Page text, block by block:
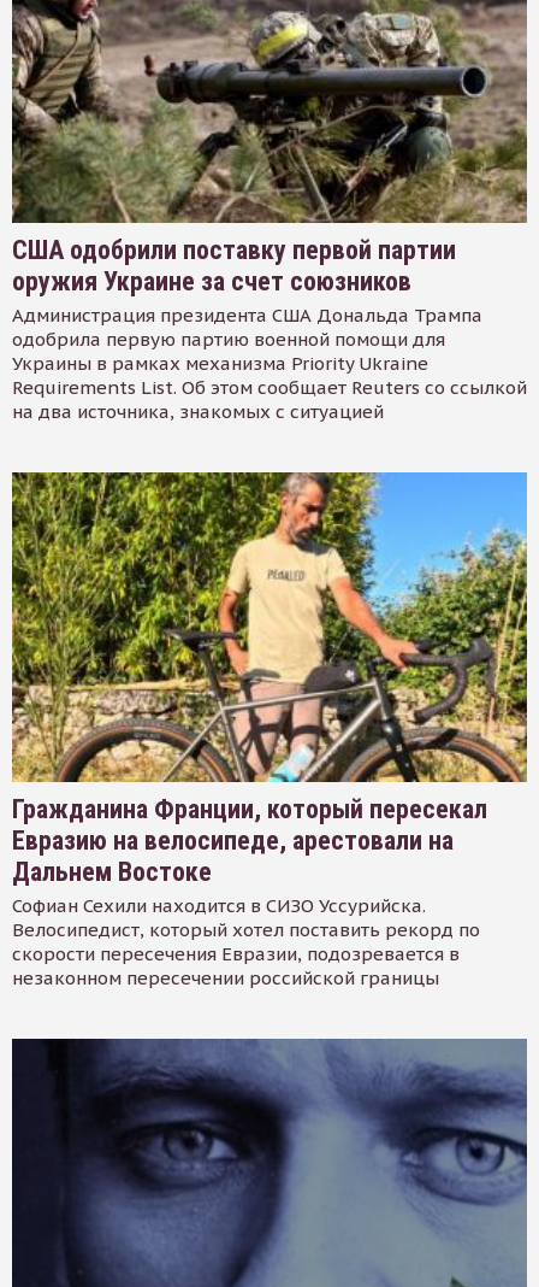
США одобрили поставку первой партии
оружия Украине за счет союзников
Администрация президента США Дональда Трампа
одобрила первую партию военной помощи для
Украины в рамках механизма Priority Ukraine
Requirements List. Об этом сообщает Reuters со ссылкой
на два источника, знакомых с ситуацией
Гражданина Франции, который пересекал
Евразию на велосипеде, арестовали на
Дальнем Востоке
Софиан Сехили находится в СИЗО Уссурийска.
Велосипедист, который хотел поставить рекорд по
скорости пересечения Евразии, подозревается в
незаконном пересечении российской границы